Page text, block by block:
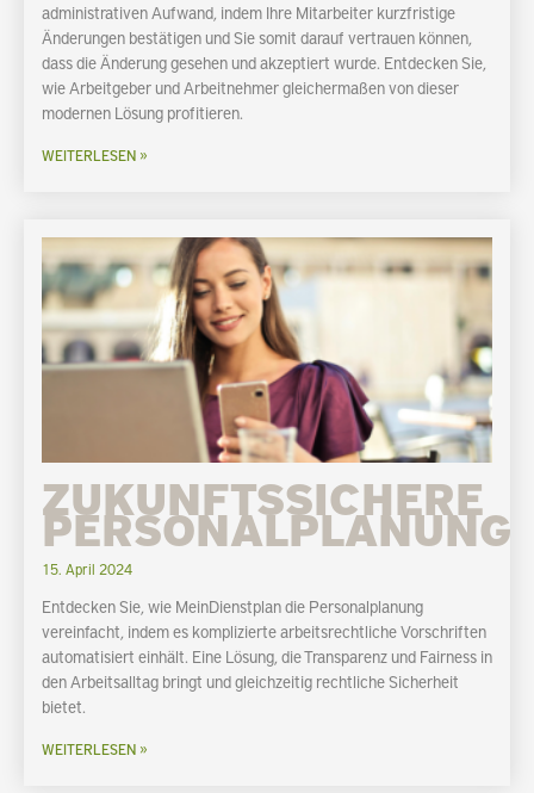
administrativen Aufwand, indem Ihre Mitarbeiter kurzfristige
Änderungen bestätigen und Sie somit darauf vertrauen können,
dass die Änderung gesehen und akzeptiert wurde. Entdecken Sie,
wie Arbeitgeber und Arbeitnehmer gleichermaßen von dieser
modernen Lösung profitieren.
WEITERLESEN »
ZUKUNFTSSICHERE
PERSONALPLANUNG
15. April 2024
Entdecken Sie, wie MeinDienstplan die Personalplanung
vereinfacht, indem es komplizierte arbeitsrechtliche Vorschriften
automatisiert einhält. Eine Lösung, die Transparenz und Fairness in
den Arbeitsalltag bringt und gleichzeitig rechtliche Sicherheit
bietet.
WEITERLESEN »